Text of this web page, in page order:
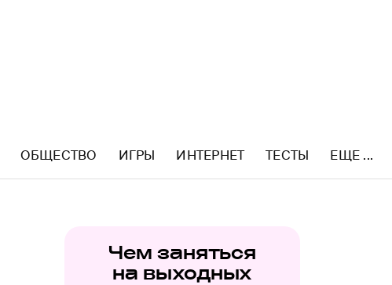
ОБЩЕСТВО ИГРЫ ИНТЕРНЕТ
ТЕСТЫ
ЕЩЕ ...
Чем заняться
на выходных